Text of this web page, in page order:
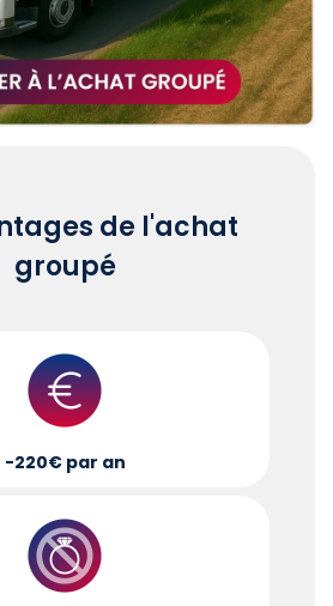
de l'achat
groupé
-220€ par an